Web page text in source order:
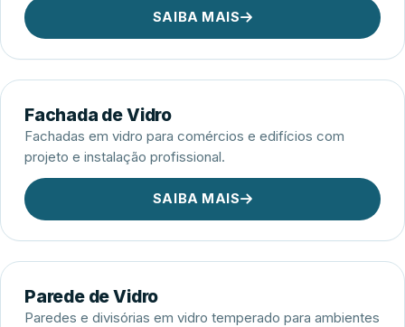
SAIBA MAIS
Fachada de Vidro
Fachadas em vidro para comércios e edifícios com
projeto e instalação profissional.
SAIBA MAIS
Parede de Vidro
Paredes e divisórias em vidro temperado para ambientes